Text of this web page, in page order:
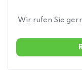
Wir rufen Sie